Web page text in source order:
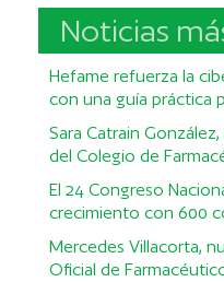
Noticias
Hefame refuerza la
con una guía práctica
Sara Catrain
del Colegio de
El 24 Congreso
crecimiento con 600
Mercedes Villacorta,
Oficial de